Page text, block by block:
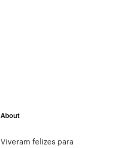
About
Viveram felizes para